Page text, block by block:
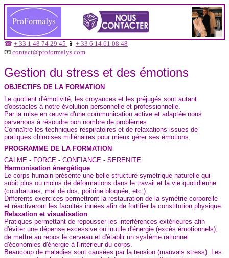
☎ + 33 1 48 74 29 45 📱 + 33 6 14 61 08 48
📧 contact@proformalys.com
Gestion du stress et des émotions
OBJECTIFS DE LA FORMATION
Le quotient d'émotivité, les croyances et les préjugés sont autant
d'obstacles à notre évolution personnelle et professionnelle.
Par la mise en œuvre d'une communication active et adaptée nous
parvenons à résoudre bon nombre de problèmes.
Connaître les techniques respiratoires et de relaxations issues de
pratiques chinoises millénaires pour mieux gérer ses émotions.
PROGRAMME DE LA FORMATION
CALME - FORCE - CONFIANCE - SERENITE
Harmonisation énergétique
Le corps humain présente une belle structure symétrique naturelle qui
subit plus ou moins de déformations dans le travail et la vie quotidienne
(courbatures, mal de dos, poitrine bloquée, etc.).
Différents exercices permettront la restauration de la symétrie corporelle
et réactiveront les facultés innées afin de fortifier la constitution physique.
Relaxation et visualisation
Pratiques permettant de repousser les interférences extérieures afin
d'éviter une dépense excessive ou inutile d'énergie (excès émotionnels),
de mettre au repos le cerveau et d'établir un système rationnel
d'économies d'énergie à l'intérieur du corps.
Beaucoup de maladies sont causées par la tension (mauvais stress). Les